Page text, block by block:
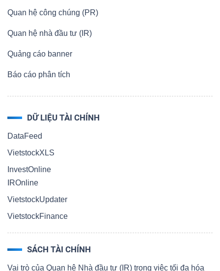
Quan hệ công chúng (PR)
Quan hệ nhà đầu tư (IR)
Quảng cáo banner
Báo cáo phân tích
DỮ LIỆU TÀI CHÍNH
DataFeed
VietstockXLS
InvestOnline
IROnline
VietstockUpdater
VietstockFinance
SÁCH TÀI CHÍNH
Vai trò của Quan hệ Nhà đầu tư (IR) trong việc tối đa hóa